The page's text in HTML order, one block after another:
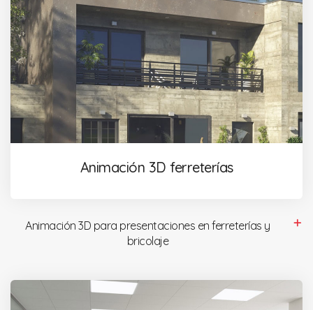
Animación 3D ferreterías
Animación 3D para presentaciones en ferreterías y
bricolaje